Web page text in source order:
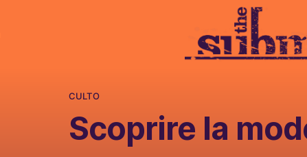
CULTO
Scoprire la